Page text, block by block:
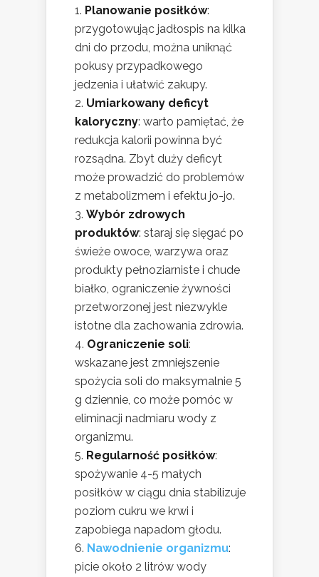
Planowanie posiłków:
przygotowując jadłospis na kilka
dni do przodu, można uniknąć
pokusy przypadkowego
jedzenia i ułatwić zakupy.
Umiarkowany deficyt
kaloryczny: warto pamiętać, że
redukcja kalorii powinna być
rozsądna. Zbyt duży deficyt
może prowadzić do problemów
z metabolizmem i efektu jo-jo.
Wybór zdrowych
produktów: staraj się sięgać po
świeże owoce, warzywa oraz
produkty pełnoziarniste i chude
białko, ograniczenie żywności
przetworzonej jest niezwykle
istotne dla zachowania zdrowia.
Ograniczenie soli:
wskazane jest zmniejszenie
spożycia soli do maksymalnie 5
g dziennie, co może pomóc w
eliminacji nadmiaru wody z
organizmu.
Regularność posiłków:
spożywanie 4-5 małych
posiłków w ciągu dnia stabilizuje
poziom cukru we krwi i
zapobiega napadom głodu.
Nawodnienie organizmu:
picie około 2 litrów wody